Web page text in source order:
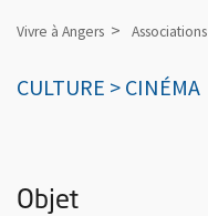
Vivre à Angers Associations
CULTURE > CINÉMA
Objet